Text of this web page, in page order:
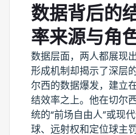
数据背后的
率来源与角
数据层面，两人都展现
形成机制却揭示了深层
尔西的数据爆发，建立
结效率之上。他在切尔
统的“前场自由人”或现
球、远射权和定位球主